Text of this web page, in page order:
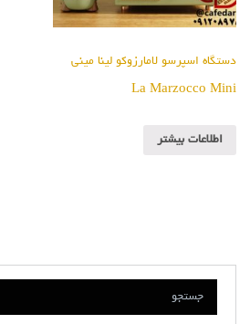
دستگاه اسپرسو لامارزوکو لینا مینی
La Marzocco Mini
اطلاعات بیشتر